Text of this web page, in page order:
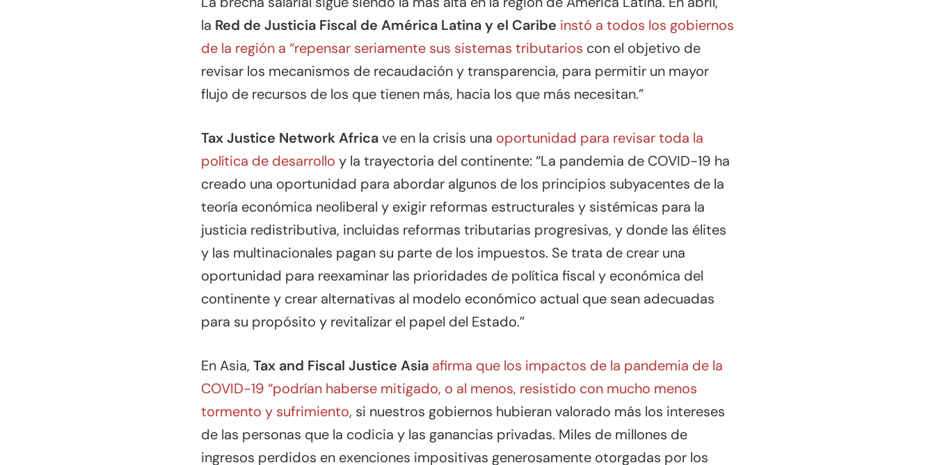
la Red de Justicia Fiscal de América Latina y el Caribe instó a todos los gobiernos
de la región a “repensar seriamente sus sistemas tributarios con el objetivo de
revisar los mecanismos de recaudación y transparencia, para permitir un mayor
flujo de recursos de los que tienen más, hacia los que más necesitan.”
Tax Justice Network Africave en la crisis una oportunidad para revisar toda la
política de desarrollo y la trayectoria del continente: “La pandemia de COVID-19 ha
creado una oportunidad para abordar algunos de los principios subyacentes de la
teoría económica neoliberal y exigir reformas estructurales y sistémicas para la
justicia redistributiva, incluidas reformas tributarias progresivas, y donde las élites
y las multinacionales pagan su parte de los impuestos. Se trata de crear una
oportunidad para reexaminar las prioridades de política fiscal y económica del
continente y crear alternativas al modelo económico actual que sean adecuadas
para su propósito y revitalizar el papel del Estado.”
En Asia, Tax and Fiscal Justice Asia afirma que los impactos de la pandemia de la
COVID-19 “podrían haberse mitigado, o al menos, resistido con mucho menos
tormento y sufrimiento, si nuestros gobiernos hubieran valorado más los intereses
de las personas que la codicia y las ganancias privadas. Miles de millones de
ingresos perdidos en exenciones impositivas generosamente otorgadas por los